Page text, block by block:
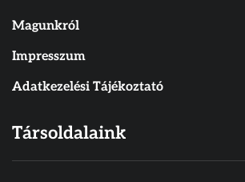
Magunkról
Impresszum
Adatkezelési Tájékoztató
Társoldalaink